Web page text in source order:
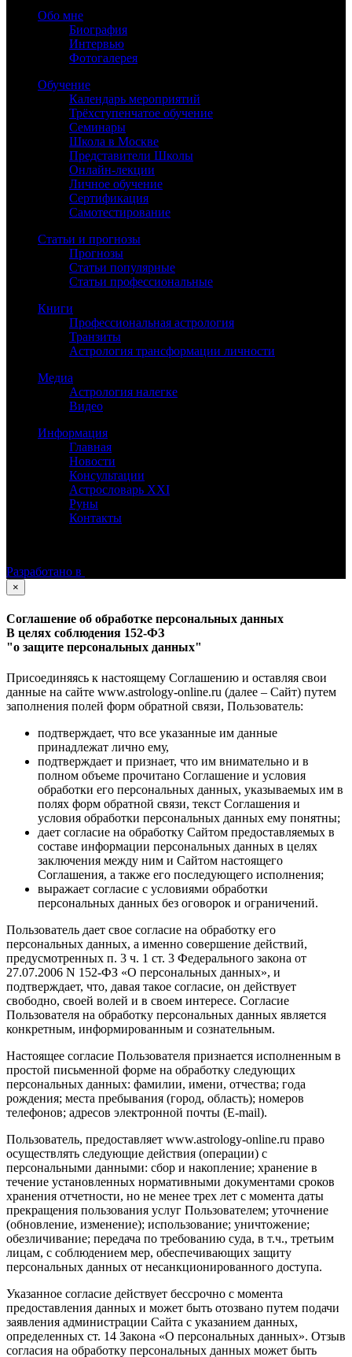
Обо мне
Биография
Интервью
Фотогалерея
Обучение
Календарь мероприятий
Трёхступенчатое обучение
Семинары
Школа в Москве
Представители Школы
Онлайн-лекции
Личное обучение
Сертификация
Самотестирование
Статьи и прогнозы
Прогнозы
Статьи популярные
Статьи профессиональные
Книги
Профессиональная астрология
Транзиты
Астрология трансформации личности
Медиа
Астрология налегке
Видео
Информация
Главная
Новости
Консультации
Астрословарь XXI
Руны
Контакты
Разработано в
×
Соглашение об обработке персональных данных
В целях соблюдения 152-ФЗ
"о защите персональных данных"
Присоединяясь к настоящему Соглашению и оставляя свои
данные на сайте www.astrology-online.ru (далее – Сайт) путем
заполнения полей форм обратной связи, Пользователь:
подтверждает, что все указанные им данные
принадлежат лично ему,
подтверждает и признает, что им внимательно и в
полном объеме прочитано Соглашение и условия
обработки его персональных данных, указываемых им в
полях форм обратной связи, текст Соглашения и
условия обработки персональных данных ему понятны;
дает согласие на обработку Сайтом предоставляемых в
составе информации персональных данных в целях
заключения между ним и Сайтом настоящего
Соглашения, а также его последующего исполнения;
выражает согласие с условиями обработки
персональных данных без оговорок и ограничений.
Пользователь дает свое согласие на обработку его
персональных данных, а именно совершение действий,
предусмотренных п. 3 ч. 1 ст. 3 Федерального закона от
27.07.2006 N 152-ФЗ «О персональных данных», и
подтверждает, что, давая такое согласие, он действует
свободно, своей волей и в своем интересе. Согласие
Пользователя на обработку персональных данных является
конкретным, информированным и сознательным.
Настоящее согласие Пользователя признается исполненным в
простой письменной форме на обработку следующих
персональных данных: фамилии, имени, отчества; года
рождения; места пребывания (город, область); номеров
телефонов; адресов электронной почты (E-mail).
Пользователь, предоставляет www.astrology-online.ru право
осуществлять следующие действия (операции) с
персональными данными: сбор и накопление; хранение в
течение установленных нормативными документами сроков
хранения отчетности, но не менее трех лет с момента даты
прекращения пользования услуг Пользователем; уточнение
(обновление, изменение); использование; уничтожение;
обезличивание; передача по требованию суда, в т.ч., третьим
лицам, с соблюдением мер, обеспечивающих защиту
персональных данных от несанкционированного доступа.
Указанное согласие действует бессрочно с момента
предоставления данных и может быть отозвано путем подачи
заявления администрации Сайта с указанием данных,
определенных ст. 14 Закона «О персональных данных». Отзыв
согласия на обработку персональных данных может быть